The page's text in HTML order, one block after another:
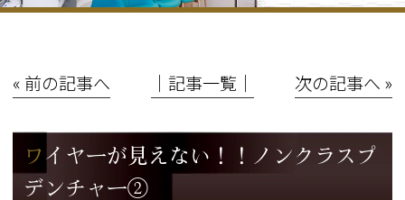
« 前の記事へ │記事一覧│ 次の記事へ »
ワイヤーが見えない！！ノンクラスプ
デンチャー②